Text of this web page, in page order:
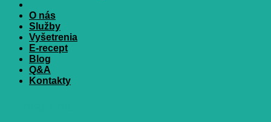
O nás
Služby
Vyšetrenia
E-recept
Blog
Q&A
Kontakty